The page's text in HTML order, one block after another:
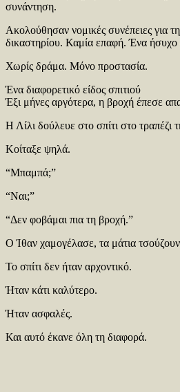
συνάντηση.
Ακολούθησαν νομικές συνέπειες για
δικαστηρίου. Καμία επαφή. Ένα ήσυχο
Χωρίς δράμα. Μόνο προστασία.
Ένα διαφορετικό είδος σπιτιού
Έξι μήνες αργότερα, η βροχή έπεσε
Η Λίλι δούλευε στο σπίτι στο τραπέζι
Κοίταξε ψηλά.
“Μπαμπά;”
“Ναι;”
“Δεν φοβάμαι πια τη βροχή.”
Ο Ίθαν χαμογέλασε, τα μάτια
Το σπίτι δεν ήταν αρχοντικό.
Ήταν κάτι καλύτερο.
Ήταν ασφαλές.
Και αυτό έκανε όλη τη διαφορά.